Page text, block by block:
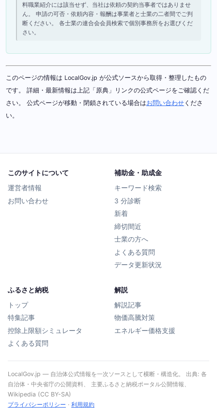
料職業紹介には該当せず、当社は依頼の契約当事者ではありませ
ん。 申請の可否・依頼内容・報酬は事業者と士業の二者間でご判
断ください。 各士業の連合会会員検索で個別事務所をお選びくだ
さい。
このページの情報は LocalGov.jp が公式ソースから取得・整理したもの
です。 詳細・最新情報は上記「原典」リンクの公式ページをご確認くだ
さい。 公式ページが移動・閉鎖されている場合はお問い合わせ くださ
い。
このサイトについて
運営者情報
お問い合わせ
補助金・助成金
キーワード検索
3 分診断
新着
締切間近
士業の方へ
よくある質問
データ更新状況
ふるさと納税
トップ
特集記事
控除上限額シミュレータ
よくある質問
解説
解説記事
物価高騰対策
エネルギー価格支援
LocalGov.jp — 自治体公式情報を一次ソースとして横断・構造化。 出典: 各
自治体・中央省庁の公開資料、 主要ふるさと納税ポータル公開情報、
Wikipedia (CC BY-SA)
プライバシーポリシー · 利用規約